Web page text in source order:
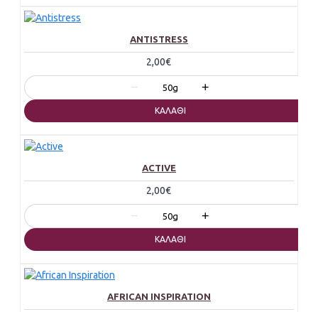
ANTISTRESS
2,00€
− 50g +
ΚΑΛΆΘΙ
ACTIVE
2,00€
− 50g +
ΚΑΛΆΘΙ
AFRICAN INSPIRATION